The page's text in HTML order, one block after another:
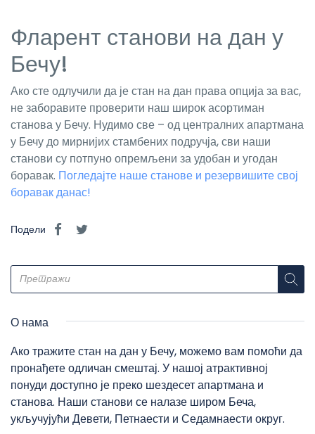
Фларент станови на дан у
Бечу!
Ако сте одлучили да је стан на дан права опција за вас,
не заборавите проверити наш широк асортиман
станова у Бечу. Нудимо све – од централних апартмана
у Бечу до мирнијих стамбених подручја, сви наши
станови су потпуно опремљени за удобан и угодан
боравак. Погледајте наше станове и резервишите свој
боравак данас!
Подели
О нама
Ако тражите стан на дан у Бечу, можемо вам помоћи да
пронађете одличан смештај. У нашој атрактивној
понуди доступно је преко шездесет апартмана и
станова. Наши станови се налазе широм Беча,
укључујући Девети, Петнаести и Седамнаести округ.